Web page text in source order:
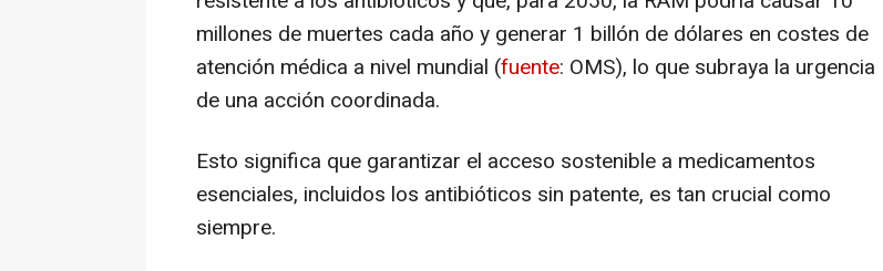
millones de muertes cada año y generar 1 billón de dólares en costes de
atención médica a nivel mundial (fuente: OMS), lo que subraya la urgencia
de una acción coordinada.
Esto significa que garantizar el acceso sostenible a medicamentos
esenciales, incluidos los antibióticos sin patente, es tan crucial como
siempre.